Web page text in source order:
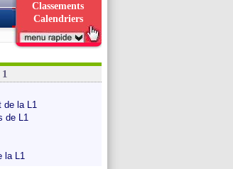
Classements
Calendriers
de la L1
de L1
la L1